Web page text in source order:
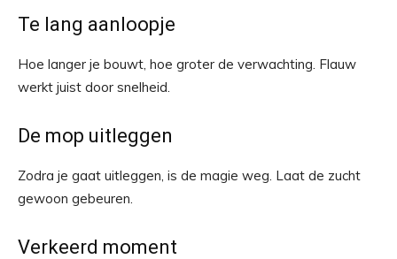
Te lang aanloopje
Hoe langer je bouwt, hoe groter de verwachting. Flauw
werkt juist door snelheid.
De mop uitleggen
Zodra je gaat uitleggen, is de magie weg. Laat de zucht
gewoon gebeuren.
Verkeerd moment